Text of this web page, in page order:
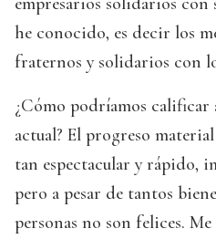
he conocido, es decir los
fraternos y solidarios con
¿Cómo podríamos
actual? El progreso
tan espectacular y rápido,
pero a pesar de tantos
personas no son felices. Me